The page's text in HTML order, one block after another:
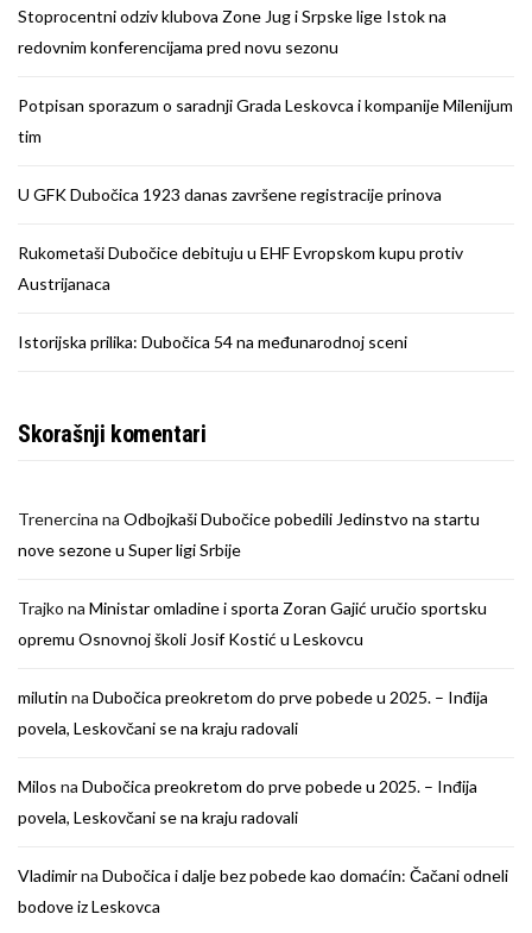
Stoprocentni odziv klubova Zone Jug i Srpske lige Istok na
redovnim konferencijama pred novu sezonu
Potpisan sporazum o saradnji Grada Leskovca i kompanije Milenijum
tim
U GFK Dubočica 1923 danas završene registracije prinova
Rukometaši Dubočice debituju u EHF Evropskom kupu protiv
Austrijanaca
Istorijska prilika: Dubočica 54 na međunarodnoj sceni
Skorašnji komentari
Trenercina na Odbojkaši Dubočice pobedili Jedinstvo na startu
nove sezone u Super ligi Srbije
Trajko na Ministar omladine i sporta Zoran Gajić uručio sportsku
opremu Osnovnoj školi Josif Kostić u Leskovcu
milutin na Dubočica preokretom do prve pobede u 2025. – Inđija
povela, Leskovčani se na kraju radovali
Milos na Dubočica preokretom do prve pobede u 2025. – Inđija
povela, Leskovčani se na kraju radovali
Vladimirna Dubočica i dalje bez pobede kao domaćin: Čačani odneli
bodove iz Leskovca